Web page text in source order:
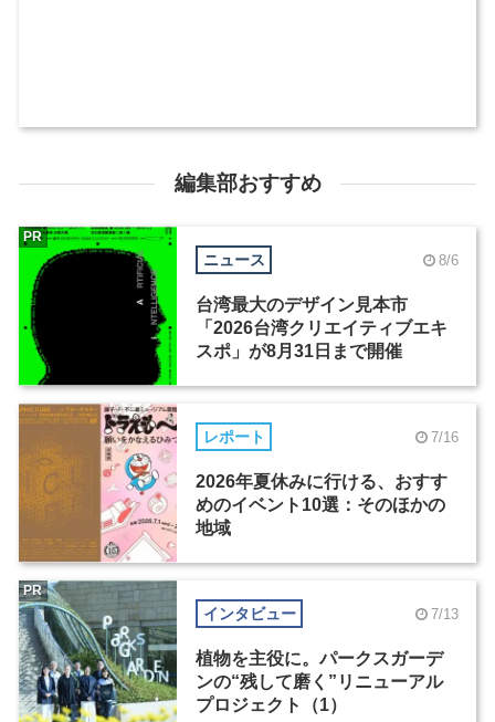
編集部おすすめ
ニュース 8/6
台湾最大のデザイン見本市
「2026台湾クリエイティブエキ
スポ」が8月31日まで開催
PR
レポート 7/16
2026年夏休みに行ける、おすす
めのイベント10選：そのほかの
地域
インタビュー 7/13
植物を主役に。パークスガーデ
ンの“残して磨く”リニューアル
プロジェクト（1）
PR